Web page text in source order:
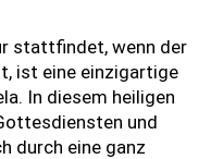
stattfindet, wenn der
ist eine einzigartige
In diesem heiligen
und
durch eine ganz